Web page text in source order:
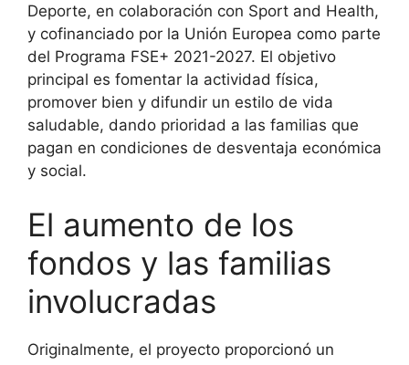
Deporte, en colaboración con Sport and Health,
y cofinanciado por la Unión Europea como parte
del Programa FSE+ 2021-2027. El objetivo
principal es fomentar la actividad física,
promover bien y difundir un estilo de vida
saludable, dando prioridad a las familias que
pagan en condiciones de desventaja económica
y social.
El aumento de los
fondos y las familias
involucradas
Originalmente, el proyecto proporcionó un